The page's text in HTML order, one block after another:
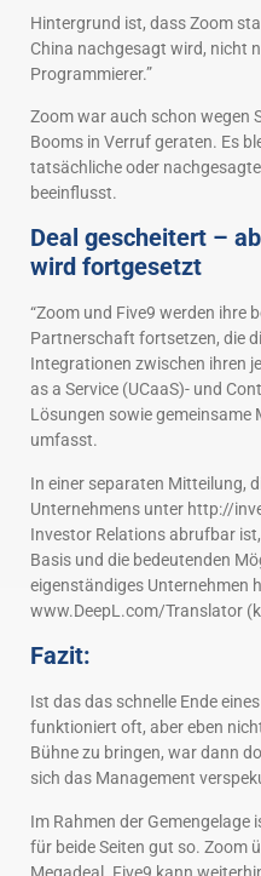
Hintergrund ist, dass Zoom
China nachgesagt wird, nicht
Programmierer.”
Zoom war auch schon wegen
Booms in Verruf geraten. Es
tatsächliche oder
beeinflusst.
Deal gescheitert –
wird fortgesetzt
“Zoom und Five9 werden ihre
Partnerschaft fortsetzen, die
Integrationen zwischen ihren
as a Service (UCaaS)- und
Lösungen sowie
umfasst.
In einer separaten Mitteilung,
Unternehmens unter http://
Investor Relations abrufbar
Basis und die bedeutenden
eigenständiges Unternehmen
www.DeepL.com/Translator
Fazit:
Ist das das schnelle Ende
funktioniert oft, aber eben
Bühne zu bringen, war dann
sich das Management
Im Rahmen der Gemengelage
für beide Seiten gut so. Zoom
Megadeal. Five9 kann